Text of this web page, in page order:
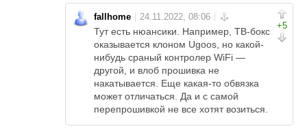
+5
fallhome
Тут есть нюансики. Например, ТВ-бокс
оказывается клоном Ugoos, но какой-
нибудь сраный контролер WiFi —
другой, и влоб прошивка не
накатывается. Еще какая-то обвязка
может отличаться. Да и с самой
перепрошивкой не все хотят возиться.